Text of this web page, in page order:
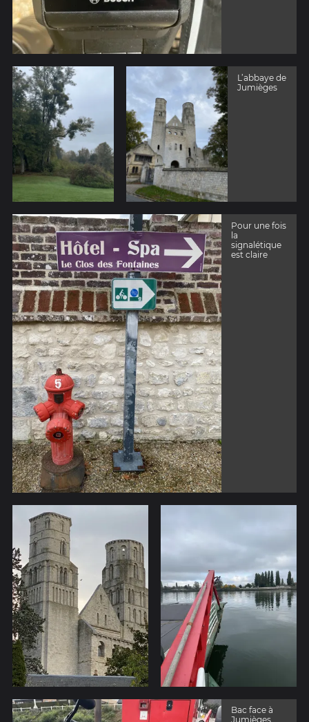
L’abbaye de
Jumièges
Pour une fois
la
signalétique
est claire
Bac face à
Jumièges